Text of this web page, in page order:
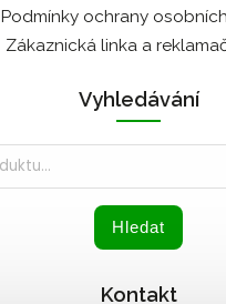
Podmínky ochrany
Zákaznická linka a
Vyhledávání
Hledat
Kontakt